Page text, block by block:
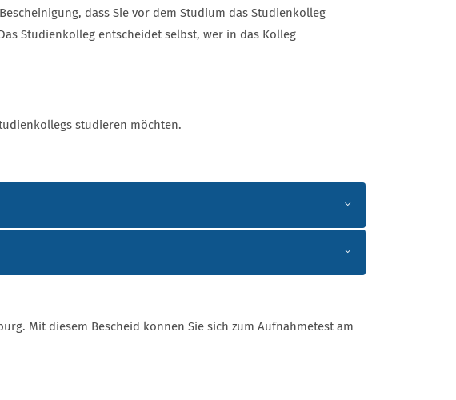
dass Sie vor dem Studium das Studienkolleg
Studienkolleg entscheidet selbst, wer in das Kolleg
studieren möchten.
Mit diesem Bescheid können Sie sich zum Aufnahmetest am